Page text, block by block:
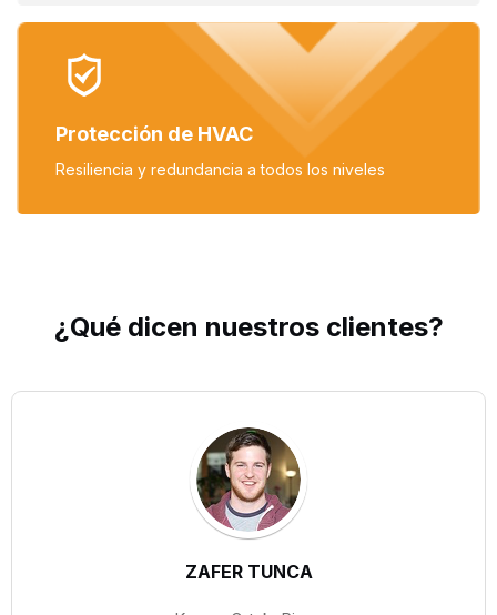
Protección de HVAC
Resiliencia y redundancia a todos los niveles
¿Qué dicen nuestros clientes?
ZAFER TUNCA